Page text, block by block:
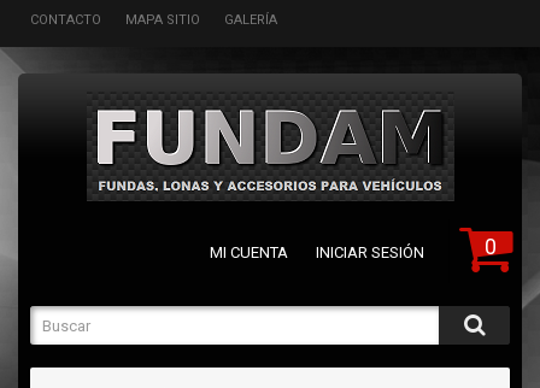
CONTACTO MAPA SITIO GALERÍA
0
MI CUENTA INICIAR SESIÓN